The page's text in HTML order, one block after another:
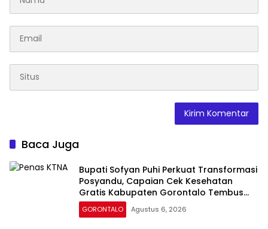
Baca Juga
Bupati Sofyan Puhi Perkuat Transformasi
Posyandu, Capaian Cek Kesehatan
Gratis Kabupaten Gorontalo Tembus
54,43 Persen
GORONTALO Agustus 6, 2026